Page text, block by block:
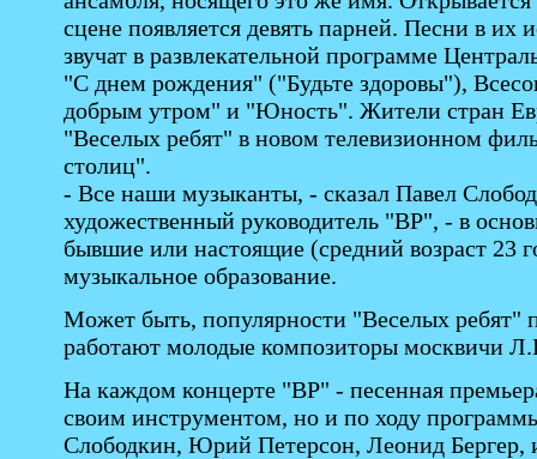
сцене появляется девять парней. Песни в их
звучат в развлекательной программе
"С днем рождения" ("Будьте здоровы"),
добрым утром" и "Юность". Жители стран
"Веселых ребят" в новом телевизионном
столиц".
- Все наши музыканты, - сказал Павел
художественный руководитель "ВР", - в
бывшие или настоящие (средний возраст 23
музыкальное образование.
Может быть, популярности "Веселых ребят"
работают молодые композиторы москвичи
На каждом концерте "ВР" - песенная
своим инструментом, но и по ходу
Слободкин, Юрий Петерсон, Леонид Бергер,